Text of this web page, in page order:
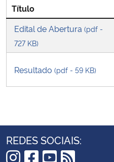
Ministério do Turismo
Ministério do Desenvolvimento Regional
Controladoria-Geral da União
Secretaria-Geral
Secretaria de Governo
Título
Edital de Abertura (pdf -
727 KB)
Resultado (pdf - 59 KB)
REDES SOCIAIS: